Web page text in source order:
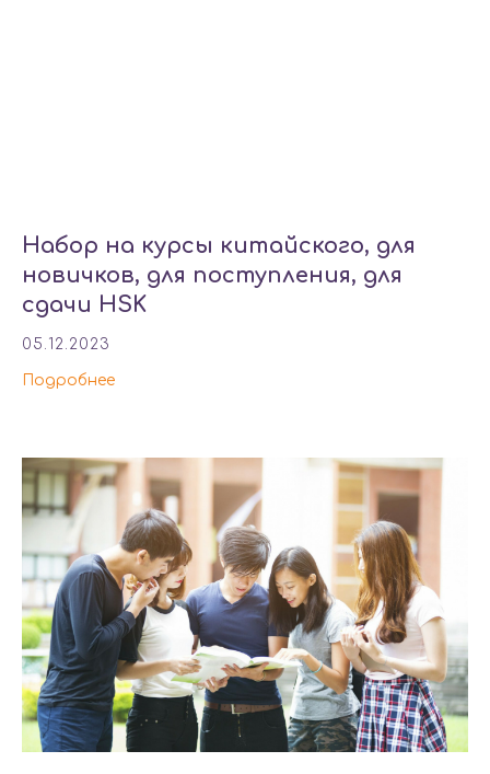
Набор на курсы китайского, для
новичков, для поступления, для
сдачи HSK
05.12.2023
Подробнее